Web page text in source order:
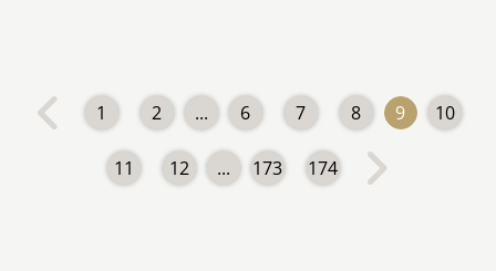
1 2 ... 6 7 8 9 10
11 12 ... 173 174